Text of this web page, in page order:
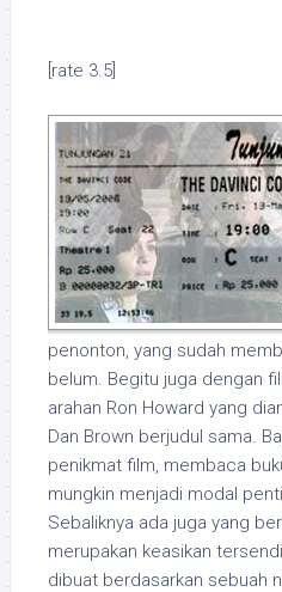
[rate 3.5]
penonton, yang sudah
belum. Begitu juga dengan
arahan Ron Howard yang
Dan Brown berjudul sama.
penikmat film, membaca
mungkin menjadi modal
Sebaliknya ada juga yang
merupakan keasikan
dibuat berdasarkan sebuah